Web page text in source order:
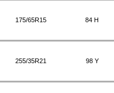
175/65R15 84 H
255/35R21 98 Y